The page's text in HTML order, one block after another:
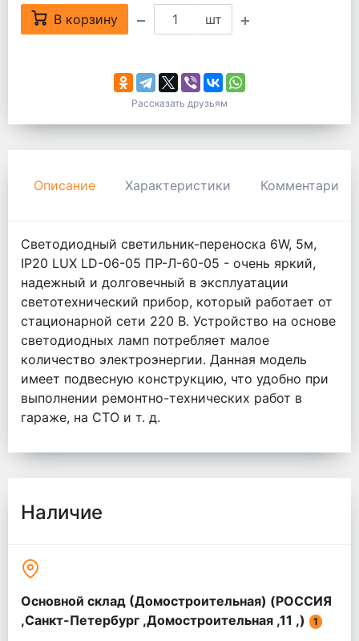
В корзину шт
Рассказать друзьям
Описание Характеристики Комментарии
Светодиодный светильник-переноска 6W, 5м,
IP20 LUX LD-06-05 ПР-Л-60-05 - очень яркий,
надежный и долговечный в эксплуатации
светотехнический прибор, который работает от
стационарной сети 220 В. Устройство на основе
светодиодных ламп потребляет малое
количество электроэнергии. Данная модель
имеет подвесную конструкцию, что удобно при
выполнении ремонтно-технических работ в
гараже, на СТО и т. д.
Наличие
Основной склад (Домостроительная) (РОССИЯ
,Санкт-Петербург ,Домостроительная ,11 ,)
1